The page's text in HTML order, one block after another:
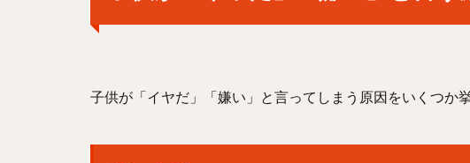
子供が「イヤだ」「嫌い」と言ってしまう原因をいくつか